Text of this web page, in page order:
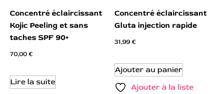
Concentré éclaircissant
Kojic Peeling et sans
taches SPF 90+
70,00€
Lire la suite
Concentré éclaircissant
Gluta injection rapide
31,99€
Ajouter au panier
Ajouter à la liste